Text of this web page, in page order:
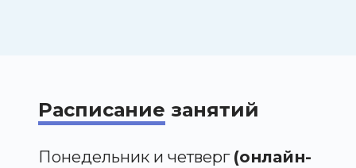
Расписание занятий
Понедельник и четверг (онлайн-